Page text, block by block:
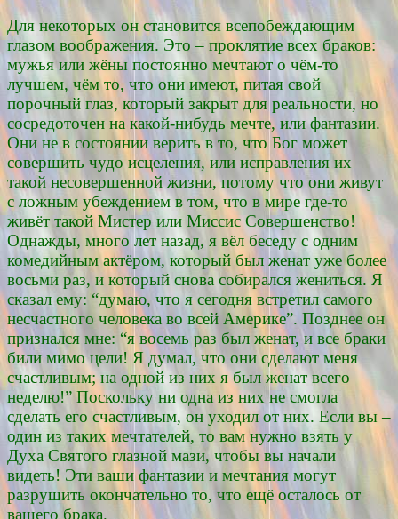
Для некоторых он становится всепобеждающим
глазом воображения. Это – проклятие всех браков:
мужья или жёны постоянно мечтают о чём-то
лучшем, чём то, что они имеют, питая свой
порочный глаз, который закрыт для реальности, но
сосредоточен на какой-нибудь мечте, или фантазии.
Они не в состоянии верить в то, что Бог может
совершить чудо исцеления, или исправления их
такой несовершенной жизни, потому что они живут
с ложным убеждением в том, что в мире где-то
живёт такой Мистер или Миссис Совершенство!
Однажды, много лет назад, я вёл беседу с одним
комедийным актёром, который был женат уже более
восьми раз, и который снова собирался жениться. Я
сказал ему: “думаю, что я сегодня встретил самого
несчастного человека во всей Америке”. Позднее он
признался мне: “я восемь раз был женат, и все браки
били мимо цели! Я думал, что они сделают меня
счастливым; на одной из них я был женат всего
неделю!” Поскольку ни одна из них не смогла
сделать его счастливым, он уходил от них. Если вы –
один из таких мечтателей, то вам нужно взять у
Духа Святого глазной мази, чтобы вы начали
видеть! Эти ваши фантазии и мечтания могут
разрушить окончательно то, что ещё осталось от
вашего брака.